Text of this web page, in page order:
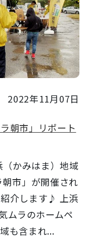
2022年11月07日
朝市」リポート
かみはま）地域
市」が開催され
介します♪ 上浜
ムラのホームペ
も含まれ...